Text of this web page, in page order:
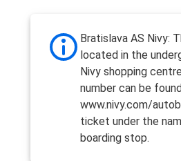
Bratislava AS Nivy:
located in the
Nivy shopping
number can be
www.nivy.com/
ticket under the
boarding stop.